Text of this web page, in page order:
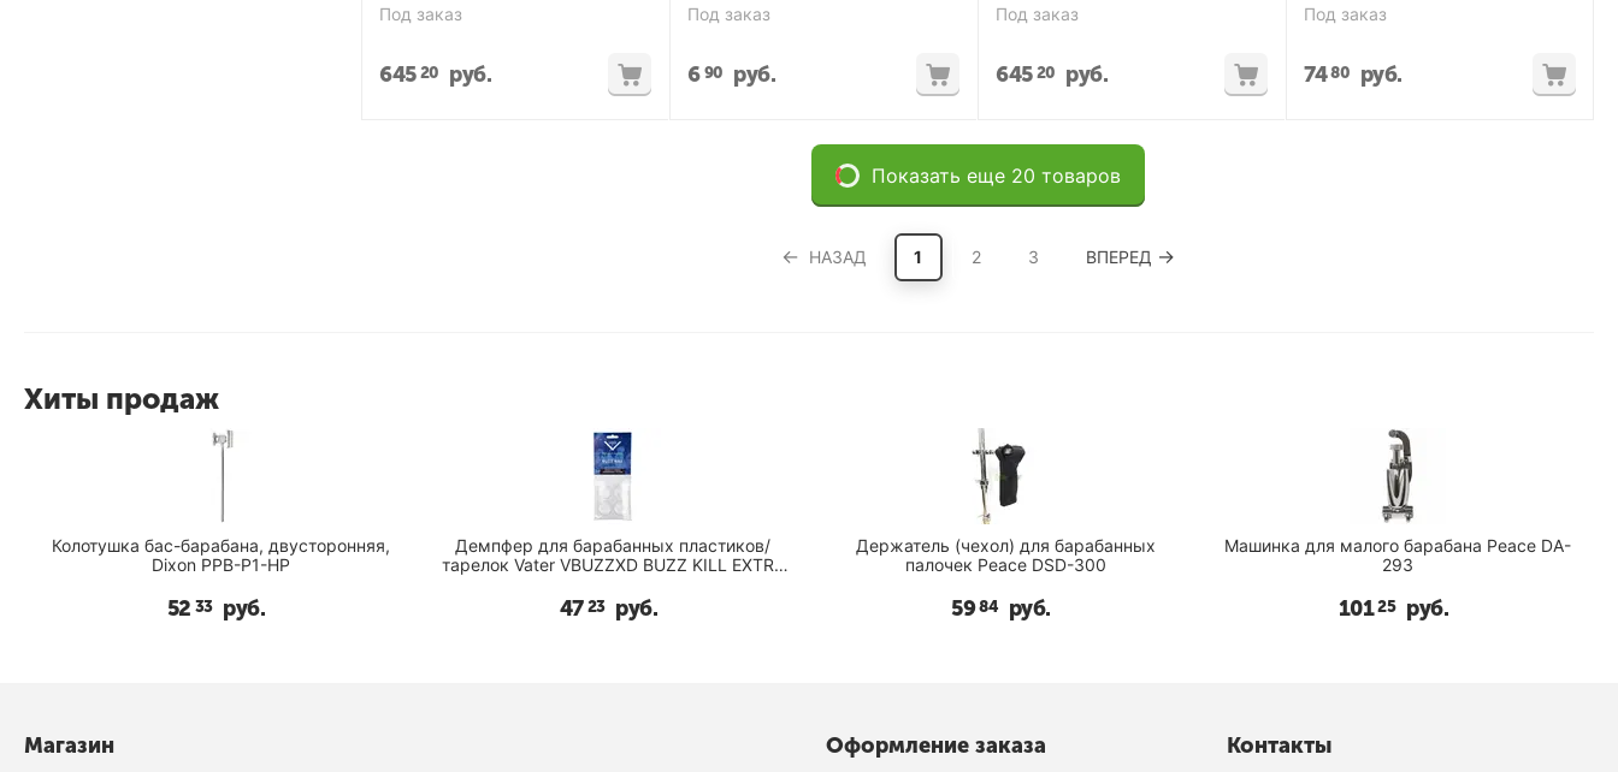
Под заказ
64520 руб.
Под заказ
6 90 руб.
Под заказ
64520 руб.
Под заказ
7480 руб.
Показать еще 20 товаров
НАЗАД 1 2 3 ВПЕРЕД
Хиты продаж
Колотушка бас-барабана, двусторонняя,
Dixon PPB-P1-HP
52 33 руб.
Демпфер для барабанных пластиков/
тарелок Vater VBUZZXD BUZZ KILL EXTRA
4723 руб.
Держатель (чехол) для барабанных
палочек Peace DSD-300
5984 руб.
Машинка для малого барабана Peace DA-
293
10125 руб.
Магазин Оформление заказа Контакты